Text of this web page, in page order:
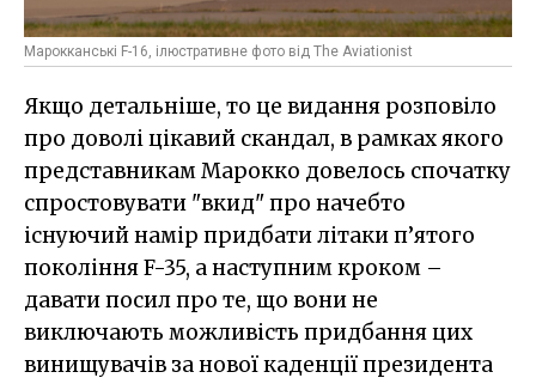
Марокканські F-16, ілюстративне фото від The Aviationist
Якщо детальніше, то це видання розповіло
про доволі цікавий скандал, в рамках якого
представникам Марокко довелось спочатку
спростовувати "вкид" про начебто
існуючий намір придбати літаки п’ятого
покоління F-35, а наступним кроком –
давати посил про те, що вони не
виключають можливість придбання цих
винищувачів за нової каденції президента